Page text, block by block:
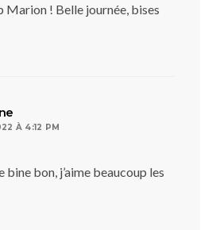
Marion ! Belle journée, bises
À 4:12 PM
bon, j’aime beaucoup les